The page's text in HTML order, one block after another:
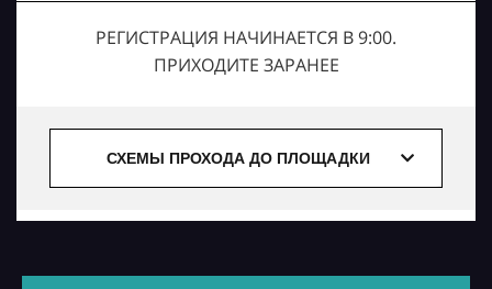
РЕГИСТРАЦИЯ НАЧИНАЕТСЯ В 9:00.
ПРИХОДИТЕ ЗАРАНЕЕ
СХЕМЫ ПРОХОДА ДО ПЛОЩАДКИ